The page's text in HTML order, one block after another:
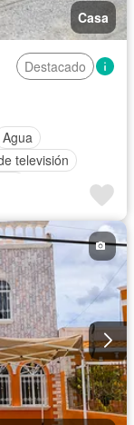
Casa
Destacado
Agua
televisión
con closet
verdes